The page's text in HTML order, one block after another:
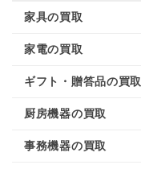
家具の買取
家電の買取
ギフト・贈答品の買取
厨房機器の買取
事務機器の買取